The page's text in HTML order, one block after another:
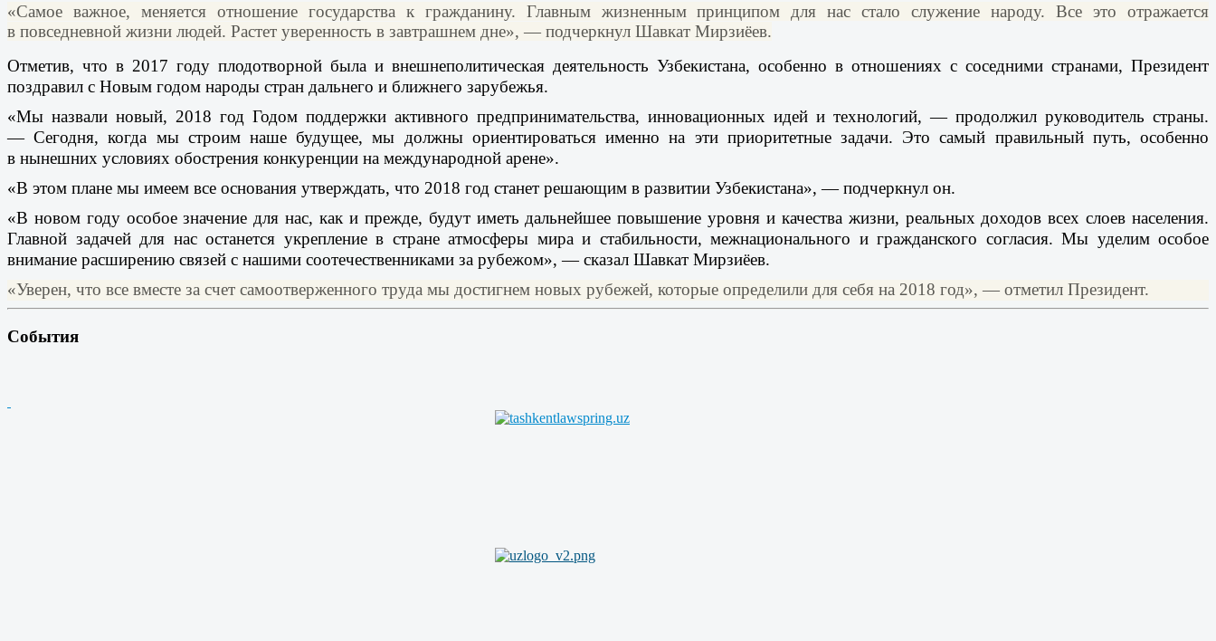
«Самое важное, меняется отношение государства к гражданину. Главным жизненным принципом для нас стало служение народу. Все это отражается
в повседневной жизни людей. Растет уверенность в завтрашнем дне», — подчеркнул Шавкат Мирзиёев.
Отметив, что в 2017 году плодотворной была и внешнеполитическая деятельность Узбекистана, особенно в отношениях с соседними странами, Президент
поздравил с Новым годом народы стран дальнего и ближнего зарубежья.
«Мы назвали новый, 2018 год Годом поддержки активного предпринимательства, инновационных идей и технологий, — продолжил руководитель страны.
— Сегодня, когда мы строим наше будущее, мы должны ориентироваться именно на эти приоритетные задачи. Это самый правильный путь, особенно
в нынешних условиях обострения конкуренции на международной арене».
«В этом плане мы имеем все основания утверждать, что 2018 год станет решающим в развитии Узбекистана», — подчеркнул он.
«В новом году особое значение для нас, как и прежде, будут иметь дальнейшее повышение уровня и качества жизни, реальных доходов всех слоев населения.
Главной задачей для нас останется укрепление в стране атмосферы мира и стабильности, межнационального и гражданского согласия. Мы уделим особое
внимание расширению связей с нашими соотечественниками за рубежом», — сказал Шавкат Мирзиёев.
«Уверен, что все вместе за счет самоотверженного труда мы достигнем новых рубежей, которые определили для себя на 2018 год», — отметил Президент.
События